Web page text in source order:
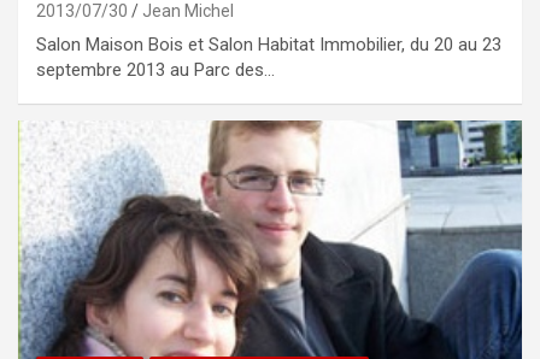
2013/07/30 Jean Michel
Salon Maison Bois et Salon Habitat Immobilier, du 20 au 23
septembre 2013 au Parc des…